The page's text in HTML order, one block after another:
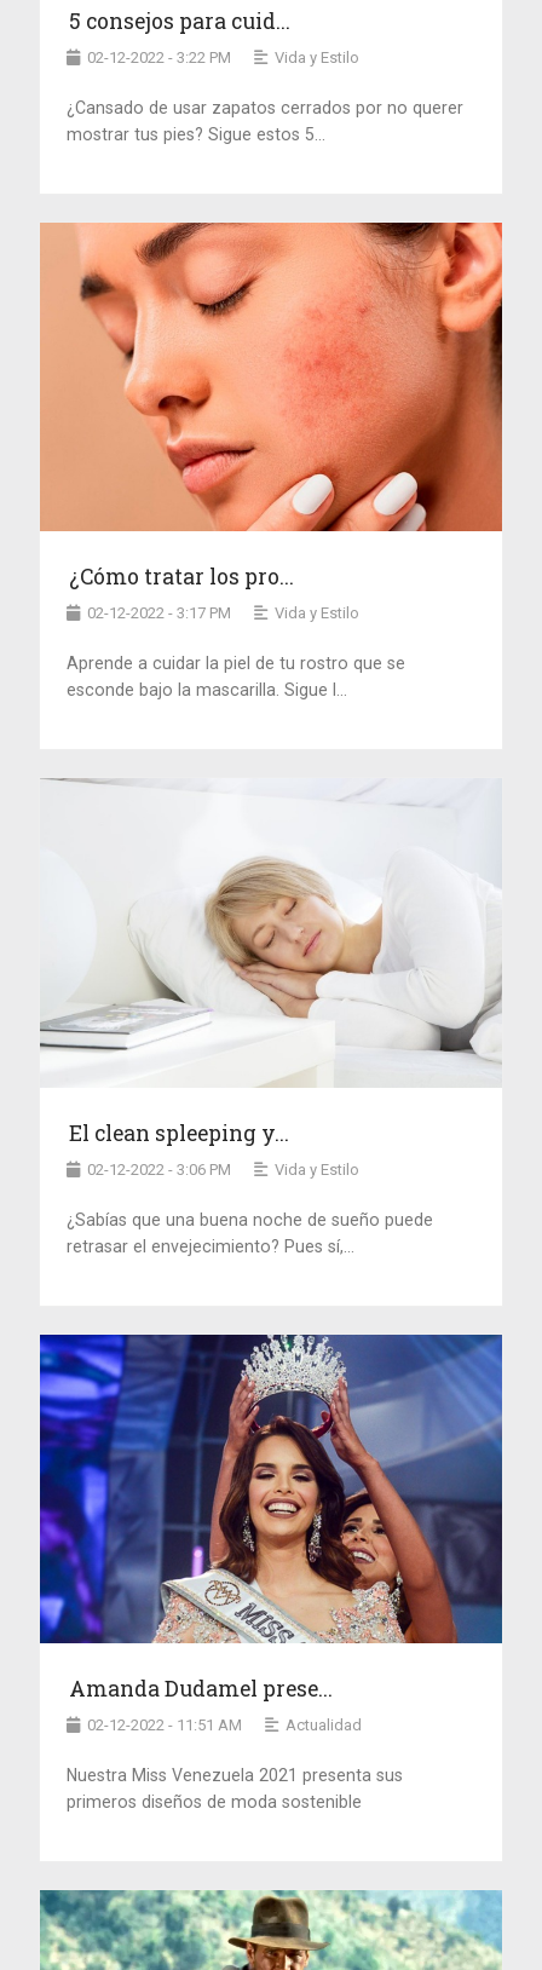
5 consejos para cuid...
02-12-2022 - 3:22 PM Vida y Estilo
¿Cansado de usar zapatos cerrados por no querer
mostrar tus pies? Sigue estos 5...
¿Cómo tratar los pro...
02-12-2022 - 3:17 PM Vida y Estilo
Aprende a cuidar la piel de tu rostro que se
esconde bajo la mascarilla. Sigue l...
El clean spleeping y...
02-12-2022 - 3:06 PM Vida y Estilo
¿Sabías que una buena noche de sueño puede
retrasar el envejecimiento? Pues sí,...
Amanda Dudamel prese...
02-12-2022 - 11:51 AM Actualidad
Nuestra Miss Venezuela 2021 presenta sus
primeros diseños de moda sostenible